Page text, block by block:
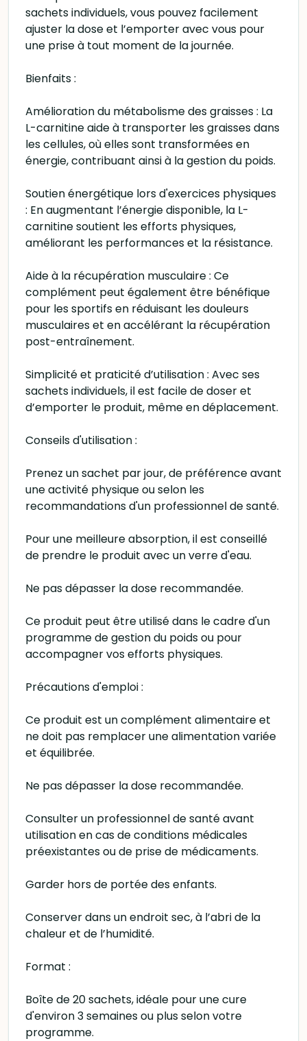
sachets individuels, vous pouvez facilement
ajuster la dose et l’emporter avec vous pour
une prise à tout moment de la journée.
Bienfaits :
Amélioration du métabolisme des graisses : La
L-carnitine aide à transporter les graisses dans
les cellules, où elles sont transformées en
énergie, contribuant ainsi à la gestion du poids.
Soutien énergétique lors d'exercices physiques
: En augmentant l’énergie disponible, la L-
carnitine soutient les efforts physiques,
améliorant les performances et la résistance.
Aide à la récupération musculaire : Ce
complément peut également être bénéfique
pour les sportifs en réduisant les douleurs
musculaires et en accélérant la récupération
post-entraînement.
Simplicité et praticité d’utilisation : Avec ses
sachets individuels, il est facile de doser et
d’emporter le produit, même en déplacement.
Conseils d'utilisation :
Prenez un sachet par jour, de préférence avant
une activité physique ou selon les
recommandations d'un professionnel de santé.
Pour une meilleure absorption, il est conseillé
de prendre le produit avec un verre d'eau.
Ne pas dépasser la dose recommandée.
Ce produit peut être utilisé dans le cadre d'un
programme de gestion du poids ou pour
accompagner vos efforts physiques.
Précautions d'emploi :
Ce produit est un complément alimentaire et
ne doit pas remplacer une alimentation variée
et équilibrée.
Ne pas dépasser la dose recommandée.
Consulter un professionnel de santé avant
utilisation en cas de conditions médicales
préexistantes ou de prise de médicaments.
Garder hors de portée des enfants.
Conserver dans un endroit sec, à l’abri de la
chaleur et de l’humidité.
Format :
Boîte de 20 sachets, idéale pour une cure
d'environ 3 semaines ou plus selon votre
programme.